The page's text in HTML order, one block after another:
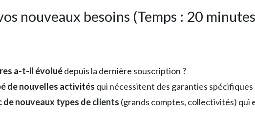
nouveaux besoins (Temps : 20
a-t-il évoluédepuis la dernière souscription ?
de nouvelles activités qui nécessitent des garanties spécifiques
nouveaux types de clients (grands comptes, collectivités) qui